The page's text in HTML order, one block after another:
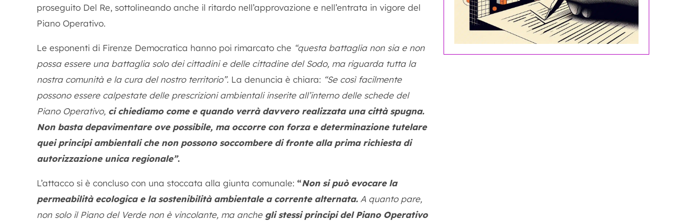
proseguito Del Re, sottolineando anche il ritardo nell’approvazione e nell’entrata in vigore del
Piano Operativo.
Le esponenti di Firenze Democratica hanno poi rimarcato che “questa battaglia non sia e non
possa essere una battaglia solo dei cittadini e delle cittadine del Sodo, ma riguarda tutta la
nostra comunità e la cura del nostro territorio”. La denuncia è chiara: “Se così facilmente
possono essere calpestate delle prescrizioni ambientali inserite all’interno delle schede del
Piano Operativo, ci chiediamo come e quando verrà davvero realizzata una città spugna.
Non basta depavimentare ove possibile, ma occorre con forza e determinazione tutelare
quei principi ambientali che non possono soccombere di fronte alla prima richiesta di
autorizzazione unica regionale”.
L’attacco si è concluso con una stoccata alla giunta comunale: “Non si può evocare la
permeabilità ecologica e la sostenibilità ambientale a corrente alternata. A quanto pare,
non solo il Piano del Verde non è vincolante, ma anche gli stessi principi del Piano Operativo